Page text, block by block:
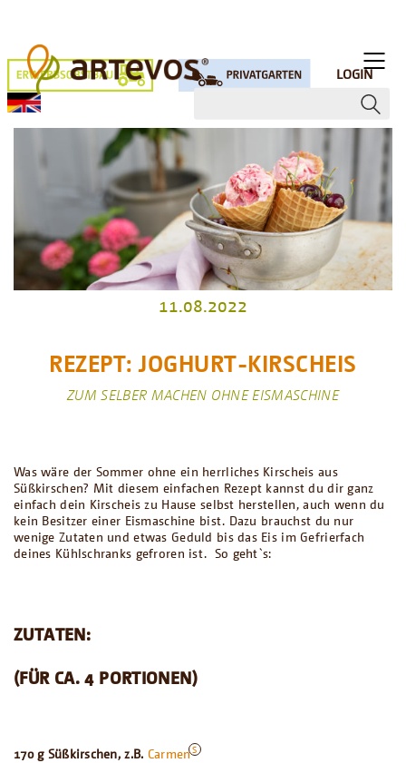
LOGIN
REZEPT: JOGHURT-KIRSCHEIS
11.08.2022
ZUM SELBER MACHEN OHNE EISMASCHINE
Was wäre der Sommer ohne ein herrliches Kirscheis aus
Süßkirschen? Mit diesem einfachen Rezept kannst du dir ganz
einfach dein Kirscheis zu Hause selbst herstellen, auch wenn du
kein Besitzer einer Eismaschine bist. Dazu brauchst du nur
wenige Zutaten und etwas Geduld bis das Eis im Gefrierfach
deines Kühlschranks gefroren ist. So geht`s:
ZUTATEN:
(FÜR CA. 4 PORTIONEN)
170 g Süßkirschen, z.B. Carmen